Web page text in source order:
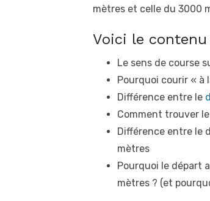
mètres et celle du 3000
Voici le contenu
Le sens de course
Pourquoi courir « à
Différence entre le
Comment trouver
Différence entre le
mètres
Pourquoi le départ
mètres ? (et